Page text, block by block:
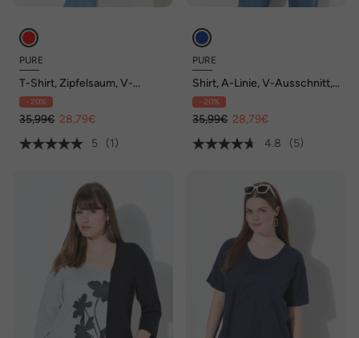
PURE
T-Shirt, Zipfelsaum, V-
Ausschnitt, 3/4-Arm,
Biobaumwolle
- 20%
35,99€ 28,79€
5
(1)
PURE
Shirt, A-Linie, V-Ausschnitt,
3/4-Arm, Biobaumwolle
- 20%
35,99€ 28,79€
4.8
(5)